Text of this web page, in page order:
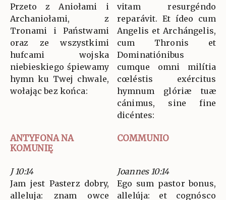
Przeto z Aniołami i
Archaniołami, z
Tronami i Państwami
oraz ze wszystkimi
hufcami wojska
niebieskiego śpiewamy
hymn ku Twej chwale,
wołając bez końca:
vitam resurgéndo
reparávit. Et ídeo cum
Angelis et Archángelis,
cum Thronis et
Dominatiónibus
cumque omni milítia
cœléstis exércitus
hymnum glóriæ tuæ
cánimus, sine fine
dicéntes:
ANTYFONA NA
KOMUNIĘ
COMMUNIO
J 10:14
Jam jest Pasterz dobry,
alleluja: znam owce
Joannes 10:14
Ego sum pastor bonus,
allelúja: et cognósco